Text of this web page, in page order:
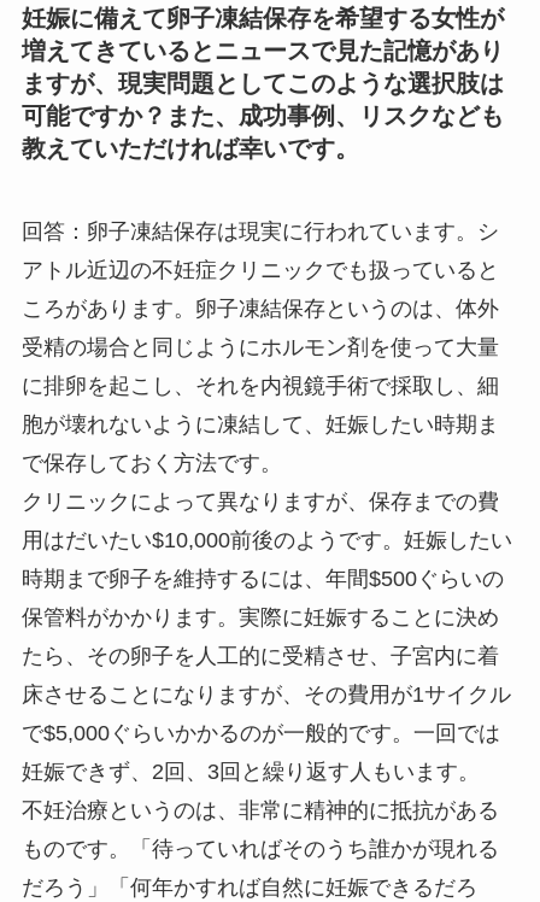
妊娠に備えて卵子凍結保存を希望する女性が
増えてきているとニュースで見た記憶があり
ますが、現実問題としてこのような選択肢は
可能ですか？また、成功事例、リスクなども
教えていただければ幸いです。
回答：卵子凍結保存は現実に行われています。シ
アトル近辺の不妊症クリニックでも扱っていると
ころがあります。卵子凍結保存というのは、体外
受精の場合と同じようにホルモン剤を使って大量
に排卵を起こし、それを内視鏡手術で採取し、細
胞が壊れないように凍結して、妊娠したい時期ま
で保存しておく方法です。
クリニックによって異なりますが、保存までの費
用はだいたい$10,000前後のようです。妊娠したい
時期まで卵子を維持するには、年間$500ぐらいの
保管料がかかります。実際に妊娠することに決め
たら、その卵子を人工的に受精させ、子宮内に着
床させることになりますが、その費用が1サイクル
で$5,000ぐらいかかるのが一般的です。一回では
妊娠できず、2回、3回と繰り返す人もいます。
不妊治療というのは、非常に精神的に抵抗がある
ものです。「待っていればそのうち誰かが現れる
だろう」「何年かすれば自然に妊娠できるだろ